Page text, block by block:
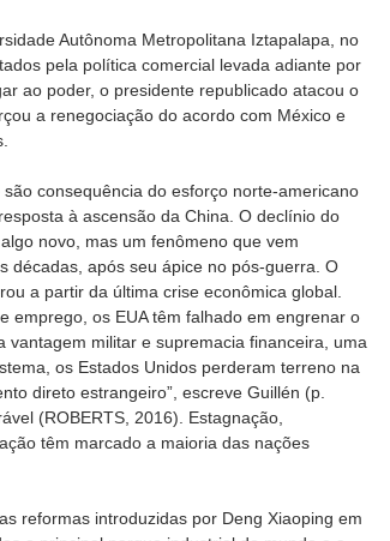
Autônoma Metropolitana Iztapalapa, no
pela política comercial levada adiante por
ao poder, o presidente republicado atacou o
a renegociação do acordo com México e
consequência do esforço norte-americano
à ascensão da China. O declínio do
novo, mas um fenômeno que vem
décadas, após seu ápice no pós-guerra. O
a partir da última crise econômica global.
emprego, os EUA têm falhado em engrenar o
vantagem militar e supremacia financeira, uma
os Estados Unidos perderam terreno na
direto estrangeiro”, escreve Guillén (p.
(ROBERTS, 2016). Estagnação,
têm marcado a maioria das nações
reformas introduzidas por Deng Xiaoping em